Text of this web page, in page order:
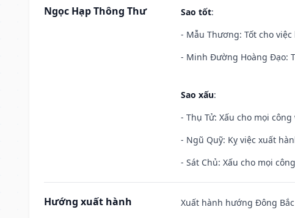
Ngọc Hạp Thông Thư Sao tốt:
- Mẫu Thương: Tốt cho
- Minh Đường Hoàng Đạo:
Sao xấu:
- Thụ Tử: Xấu cho mọi
- Ngũ Quỹ: Kỵ việc xuất
- Sát Chủ: Xấu cho mọi
Hướng xuất hành
Xuất hành hướng Đông